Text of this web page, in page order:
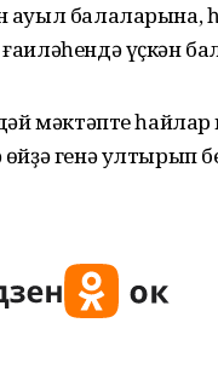
балаларына,
үҫкән
мәктәпте
генә ултырып